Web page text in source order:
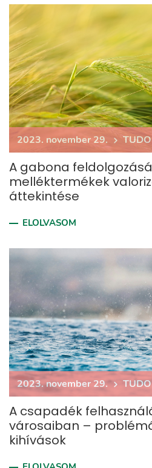
2023. november 29.
A gabona
melléktermékek
áttekintése
ELOLVASOM
2023. november 29.
A csapadék
városaiban –
kihívások